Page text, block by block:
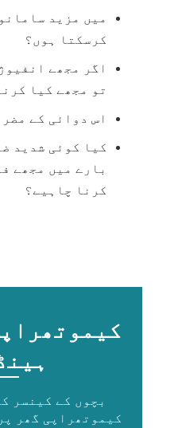
میں مزید
کرسکتا ہوں؟
اگر مجھے
تو مجھے کیا
اس دوائی کے
کیا کوئی شدید
بارے میں مجھے
کرنا چاہیے؟
بچوں کے کینسر
کیموتھراپی گھر